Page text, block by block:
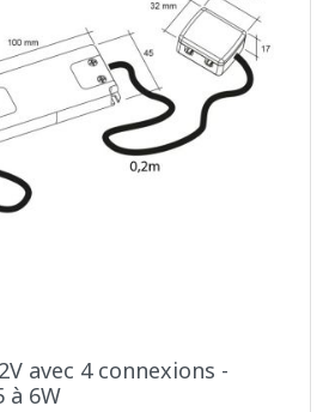
avec 4 connexions -
à 6W